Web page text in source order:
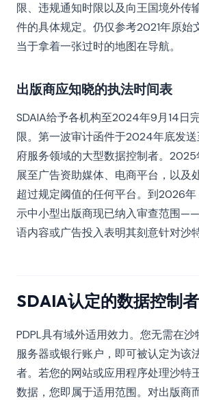
限、违规通知时限以及向王国境外传
件的具体规定。仍仅参考2021年原始
当于拿着一张过时的地图在导航。
出版商应知晓的执法时间表
SDAIA给予各机构至2024年9月14日
限。第一波审计函件于2024年底发
府服务领域的大型数据控制者。
展至广告资助媒体、电商平台，以及
超过规定阈值的任何平台。到2026年
示中小型出版商现已纳入审查范围
语内容或广告投入表明其刻意针对沙
SDAIA认定的数据控制者
PDPL具有域外适用效力。您无需在沙
服务器或银行账户，即可被认定为该
者。若您的网站或应用程序处理沙特
数据，您即属于适用范围。对出版商